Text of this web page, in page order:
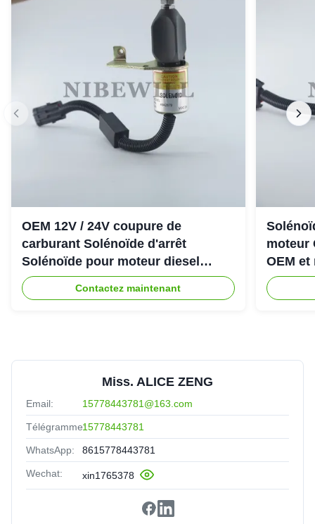
OEM 12V / 24V coupure de
carburant Solénoïde d'arrêt
Solénoïde pour moteur diesel
Cummins 6CT
Contactez maintenant
moteur
OEM
Miss. ALICE ZENG
Email: 15778443781@163.com
Télégramme:15778443781
WhatsApp: 8615778443781
Wechat: xin1765378